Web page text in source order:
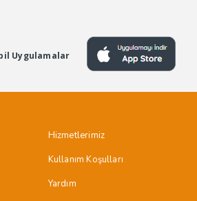
Uygulamalar
Hizmetlerimiz
Kullanım Koşulları
Yardım